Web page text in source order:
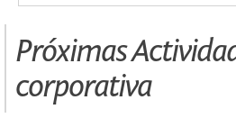
Próximas
corporativa